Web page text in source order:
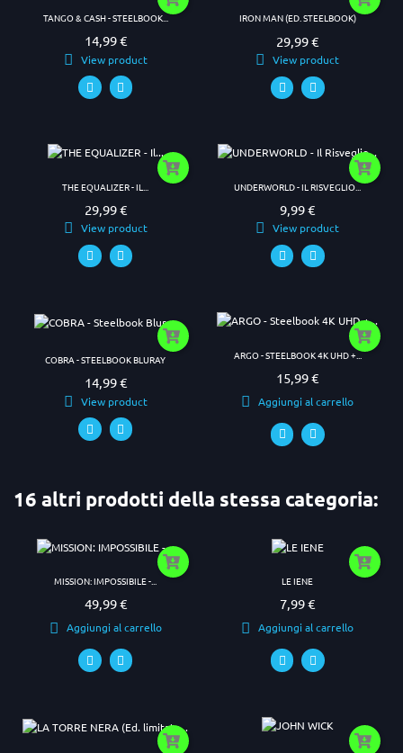
TANGO & CASH - STEELBOOK...
Prezzo
14,99 €
View product
IRON MAN (ED. STEELBOOK)
Prezzo
29,99 €
View product
THE EQUALIZER - IL...
Prezzo
29,99 €
View product
UNDERWORLD - IL RISVEGLIO...
Prezzo
9,99 €
View product
COBRA - STEELBOOK BLURAY
Prezzo
14,99 €
View product
ARGO - STEELBOOK 4K UHD +...
Prezzo
15,99 €
Aggiungi al carrello
16 altri prodotti della stessa categoria:
MISSION: IMPOSSIBILE -...
Prezzo
49,99 €
Aggiungi al carrello
LE IENE
Prezzo
7,99 €
Aggiungi al carrello